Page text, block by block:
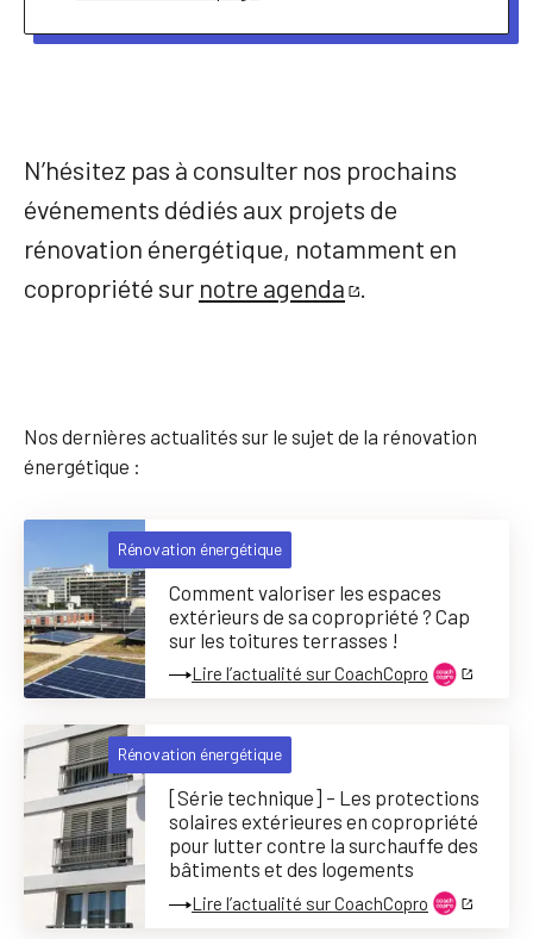
N’hésitez pas à consulter nos prochains
événements dédiés aux projets de
rénovation énergétique, notamment en
copropriété sur notre agenda
Nos dernières actualités sur le sujet de la rénovation
énergétique :
Comment valoriser les espaces
extérieurs de sa copropriété ? Cap
sur les toitures terrasses !
Rénovation énergétique
Lire l’actualité sur CoachCopro
[Série technique] – Les protections
solaires extérieures en copropriété
pour lutter contre la surchauffe des
bâtiments et des logements
Rénovation énergétique
Lire l’actualité sur CoachCopro